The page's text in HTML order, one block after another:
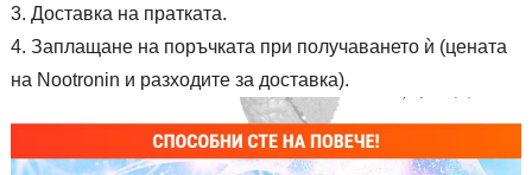
Доставка на пратката.
Заплащане на поръчката при получаването ѝ (цената
на Nootronin и разходите за доставка).